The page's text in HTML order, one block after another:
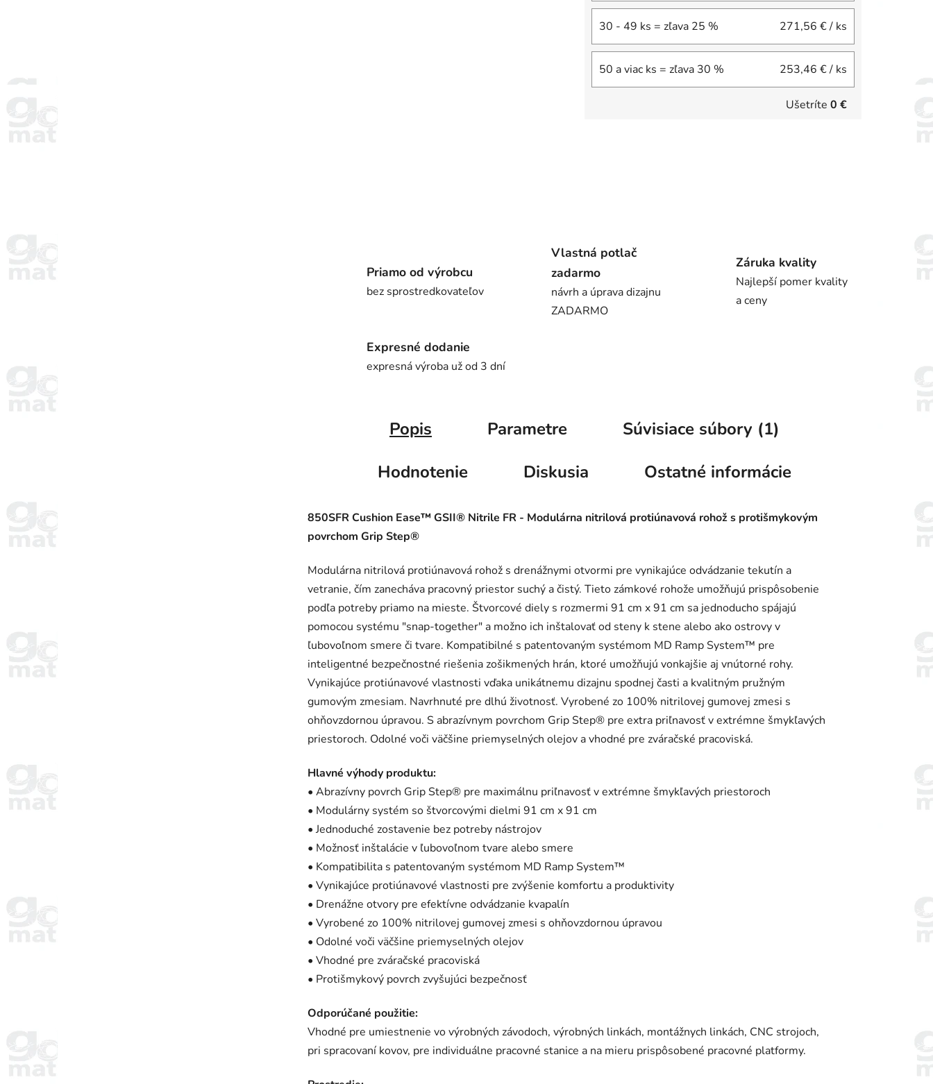
30 - 49 ks = zľava 25 % 271,56 €/ ks
50 a viac ks = zľava 30 % 253,46 €/ ks
Ušetríte 0 €
Priamo od výrobcu
bez sprostredkovateľov
Vlastná potlač
zadarmo
návrh a úprava dizajnu
ZADARMO
Záruka kvality
Najlepší pomer kvality
a ceny
Expresné dodanie
expresná výroba už od 3 dní
Popis Parametre
Súvisiace súbory (1)
Hodnotenie
Diskusia Ostatné informácie
850SFR Cushion Ease™ GSII® Nitrile FR - Modulárna nitrilová protiúnavová rohož s protišmykovým
povrchom Grip Step®
Modulárna nitrilová protiúnavová rohož s drenážnymi otvormi pre vynikajúce odvádzanie tekutín a
vetranie, čím zanecháva pracovný priestor suchý a čistý. Tieto zámkové rohože umožňujú prispôsobenie
podľa potreby priamo na mieste. Štvorcové diely s rozmermi 91 cm x 91 cm sa jednoducho spájajú
pomocou systému "snap-together" a možno ich inštalovať od steny k stene alebo ako ostrovy v
ľubovoľnom smere či tvare. Kompatibilné s patentovaným systémom MD Ramp System™ pre
inteligentné bezpečnostné riešenia zošikmených hrán, ktoré umožňujú vonkajšie aj vnútorné rohy.
Vynikajúce protiúnavové vlastnosti vďaka unikátnemu dizajnu spodnej časti a kvalitným pružným
gumovým zmesiam. Navrhnuté pre dlhú životnosť. Vyrobené zo 100% nitrilovej gumovej zmesi s
ohňovzdornou úpravou. S abrazívnym povrchom Grip Step® pre extra priľnavosť v extrémne šmykľavých
priestoroch. Odolné voči väčšine priemyselných olejov a vhodné pre zváračské pracoviská.
Hlavné výhody produktu:
• Abrazívny povrch Grip Step® pre maximálnu priľnavosť v extrémne šmykľavých priestoroch
• Modulárny systém so štvorcovými dielmi 91 cm x 91 cm
• Jednoduché zostavenie bez potreby nástrojov
• Možnosť inštalácie v ľubovoľnom tvare alebo smere
• Kompatibilita s patentovaným systémom MD Ramp System™
• Vynikajúce protiúnavové vlastnosti pre zvýšenie komfortu a produktivity
• Drenážne otvory pre efektívne odvádzanie kvapalín
• Vyrobené zo 100% nitrilovej gumovej zmesi s ohňovzdornou úpravou
• Odolné voči väčšine priemyselných olejov
• Vhodné pre zváračské pracoviská
• Protišmykový povrch zvyšujúci bezpečnosť
Odporúčané použitie:
Vhodné pre umiestnenie vo výrobných závodoch, výrobných linkách, montážnych linkách, CNC strojoch,
pri spracovaní kovov, pre individuálne pracovné stanice a na mieru prispôsobené pracovné platformy.